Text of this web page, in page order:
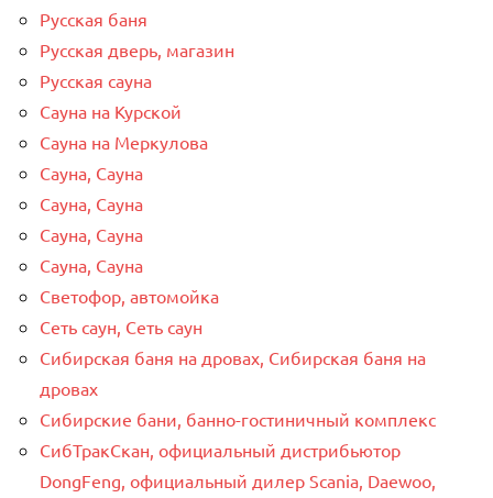
Русская баня
Русская дверь, магазин
Русская сауна
Сауна на Курской
Сауна на Меркулова
Сауна, Сауна
Сауна, Сауна
Сауна, Сауна
Сауна, Сауна
Светофор, автомойка
Сеть саун, Сеть саун
Сибирская баня на дровах, Сибирская баня на
дровах
Сибирские бани, банно-гостиничный комплекс
СибТракСкан, официальный дистрибьютор
DongFeng, официальный дилер Scania, Daewoo,